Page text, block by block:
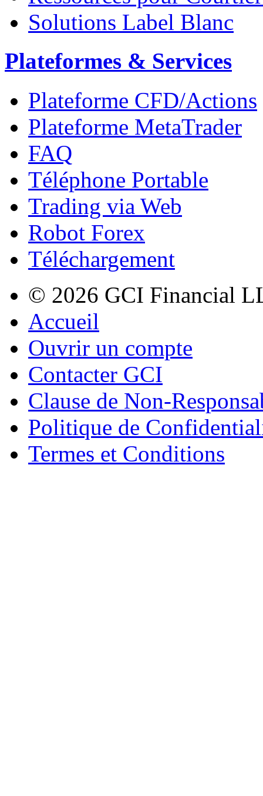
Solutions Label Blanc
Plateformes & Services
Plateforme CFD/Actions
Plateforme MetaTrader
FAQ
Téléphone Portable
Trading via Web
Robot Forex
Téléchargement
© 2026 GCI Financial
Accueil
Ouvrir un compte
Contacter GCI
Clause de Non-
Politique de
Termes et Conditions